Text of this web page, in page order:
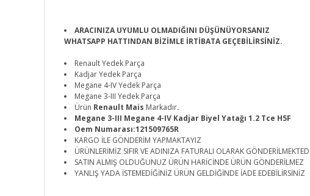
ARACINIZA UYUMLU OLMADIĞINI DÜŞÜNÜYORSANIZ
WHATSAPP HATTINDAN BİZİMLE İRTİBATA GEÇEBİLİRSİNİZ.
Renault Yedek Parça
Kadjar Yedek Parça
Megane 4-IV Yedek Parça
Megane 3-III Yedek Parça
Ürün Renault Mais Markadır.
Megane 3-III Megane 4-IV Kadjar Biyel Yatağı 1.2 Tce H5F
Oem Numarası:121509765R
KARGO İLE GÖNDERİM YAPMAKTAYIZ
ÜRÜNLERİMİZ SIFIR VE ADINIZA FATURALI OLARAK
SATIN ALMIŞ OLDUĞUNUZ ÜRÜN HARİCİNDE ÜRÜN GÖNDERİLMEZ
YANLIŞ YADA İSTEMEDİĞİNİZ ÜRÜN GELDİĞİNDE İADE EDEBİLİRSİNİZ